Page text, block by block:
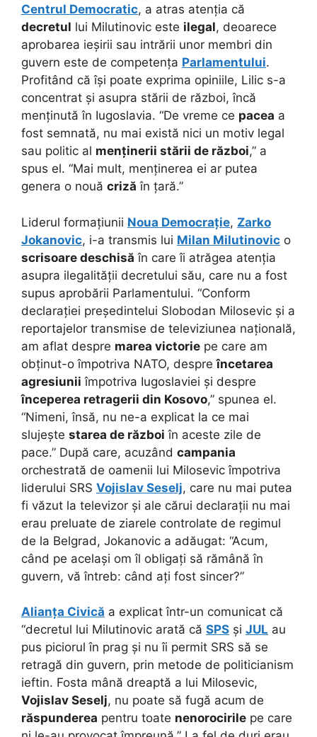
Centrul Democratic, a atras atenția că
decretul lui Milutinovic este ilegal, deoarece
aprobarea ieșirii sau intrării unor membri din
guvern este de competența Parlamentului.
Profitând că își poate exprima opiniile, Lilic s-a
concentrat și asupra stării de război, încă
menținută în Iugoslavia. “De vreme ce pacea a
fost semnată, nu mai există nici un motiv legal
sau politic al menținerii stării de război,” a
spus el. “Mai mult, menținerea ei ar putea
genera o nouă criză în țară.”
Liderul formațiunii Noua Democrație, Zarko
Jokanovic, i-a transmis lui Milan Milutinovic o
scrisoare deschisă în care îi atrăgea atenția
asupra ilegalității decretului său, care nu a fost
supus aprobării Parlamentului. “Conform
declarației președintelui Slobodan Milosevic și a
reportajelor transmise de televiziunea națională,
am aflat despre marea victorie pe care am
obținut-o împotriva NATO, despreîncetarea
agresiunii împotriva Iugoslaviei și despre
începerea retragerii din Kosovo,” spunea el.
“Nimeni, însă, nu ne-a explicat la ce mai
slujește starea de război în aceste zile de
pace.” După care, acuzând campania
orchestrată de oamenii lui Milosevic împotriva
liderului SRS Vojislav Seselj, care nu mai putea
fi văzut la televizor și ale cărui declarații nu mai
erau preluate de ziarele controlate de regimul
de la Belgrad, Jokanovic a adăugat: “Acum,
când pe același om îl obligați să rămână în
guvern, vă întreb: când ați fost sincer?”
Alianța Civică a explicat într-un comunicat că
“decretul lui Milutinovic arată că SPS și JUL au
pus piciorul în prag și nu îi permit SRS să se
retragă din guvern, prin metode de politicianism
ieftin. Fosta mână dreaptă a lui Milosevic,
Vojislav Seselj, nu poate să fugă acum de
răspunderea pentru toate nenorocirile pe care